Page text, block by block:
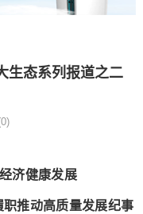
生态系列报道之二
济健康发展
推动高质量发展纪事